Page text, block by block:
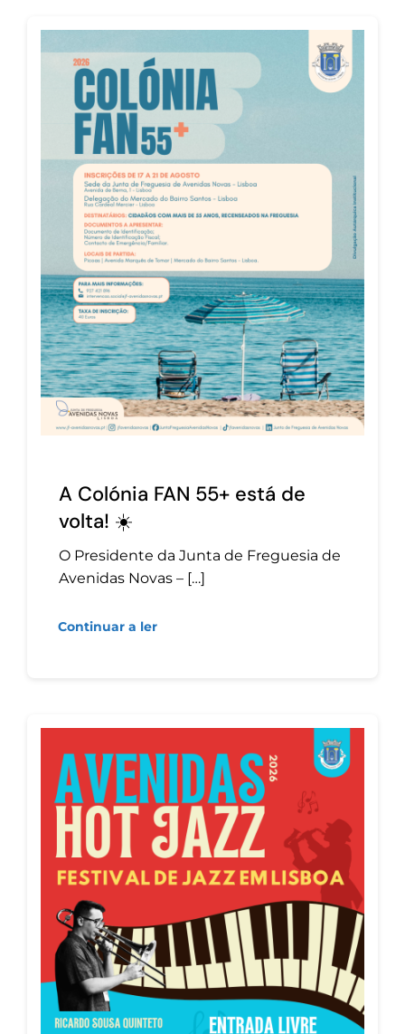
A Colónia FAN 55+ está de
volta! ☀️
O Presidente da Junta de Freguesia de
Avenidas Novas – […]
Continuar a ler